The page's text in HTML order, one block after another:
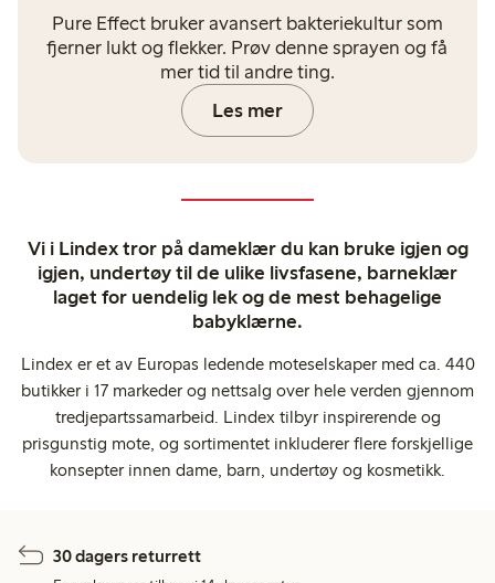
Pure Effect bruker avansert bakteriekultur som
fjerner lukt og flekker. Prøv denne sprayen og få
mer tid til andre ting.
Les mer
Vi i Lindex tror på dameklær du kan bruke igjen og
igjen, undertøy til de ulike livsfasene, barneklær
laget for uendelig lek og de mest behagelige
babyklærne.
Lindex er et av Europas ledende moteselskaper med ca. 440
butikker i 17 markeder og nettsalg over hele verden gjennom
tredjepartssamarbeid. Lindex tilbyr inspirerende og
prisgunstig mote, og sortimentet inkluderer flere forskjellige
konsepter innen dame, barn, undertøy og kosmetikk.
30 dagers returrett